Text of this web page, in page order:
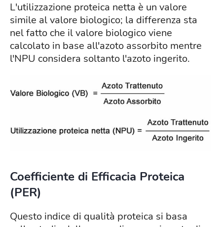
L'utilizzazione proteica netta è un valore
simile al valore biologico; la differenza sta
nel fatto che il valore biologico viene
calcolato in base all'azoto assorbito mentre
l'NPU considera soltanto l'azoto ingerito.
Coefficiente di Efficacia Proteica
(PER)
Questo indice di qualità proteica si basa